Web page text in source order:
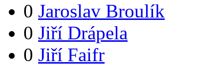
0 Jaroslav Broulík
0 Jiří Drápela
0 Jiří Faifr